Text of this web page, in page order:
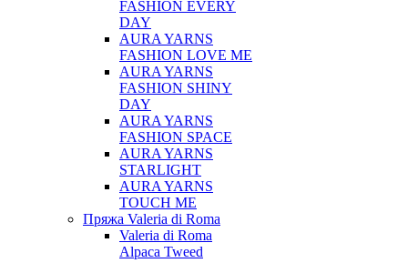
FASHION EVERY
DAY
AURA YARNS
FASHION LOVE ME
AURA YARNS
FASHION SHINY
DAY
AURA YARNS
FASHION SPACE
AURA YARNS
STARLIGHT
AURA YARNS
TOUCH ME
Пряжа Valeria di Roma
Valeria di Roma
Alpaca Tweed